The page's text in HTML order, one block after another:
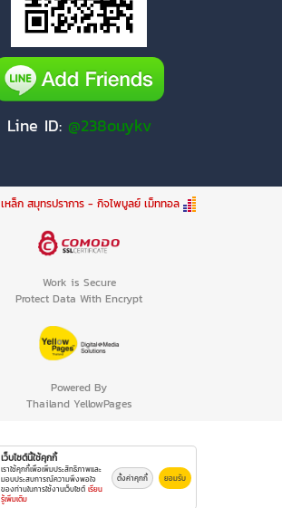
Line ID: @238ouykv
เหล็ก สมุทรปราการ - กิจไพบูลย์ เม็ททอล
Work is Secure
Protect Data With Encrypt
Powered By
Thailand YellowPages
เว็บไซต์นี้ใช้คุกกี้
เราใช้คุกกี้เพื่อเพิ่มประสิทธิภาพและ
มอบประสบการณ์ความพึงพอใจ
ของท่านในการใช้งานเว็บไซต์ เรียน
รู้เพิ่มเติม
ตั้งค่าคุกกี้ ยอมรับ